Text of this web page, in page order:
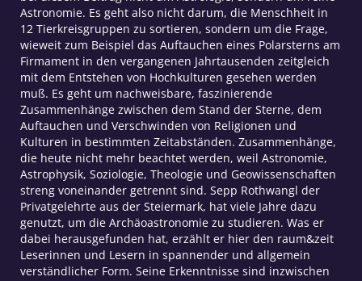
Astronomie. Es geht also nicht darum, die Menschheit in
12 Tierkreisgruppen zu sortieren, sondern um die Frage,
wieweit zum Beispiel das Auftauchen eines Polarsterns am
Firmament in den vergangenen Jahrtausenden zeitgleich
mit dem Entstehen von Hochkulturen gesehen werden
muß. Es geht um nachweisbare, faszinierende
Zusammenhänge zwischen dem Stand der Sterne, dem
Auftauchen und Verschwinden von Religionen und
Kulturen in bestimmten Zeitabständen. Zusammenhänge,
die heute nicht mehr beachtet werden, weil Astronomie,
Astrophysik, Soziologie, Theologie und Geowissenschaften
streng voneinander getrennt sind. Sepp Rothwangl der
Privatgelehrte aus der Steiermark, hat viele Jahre dazu
genutzt, um die Archäoastronomie zu studieren. Was er
dabei herausgefunden hat, erzählt er hier den raum&zeit
Leserinnen und Lesern in spannender und allgemein
verständlicher Form. Seine Erkenntnisse sind inzwischen